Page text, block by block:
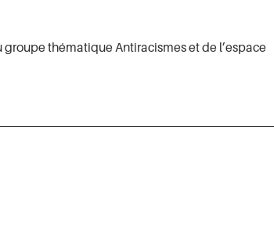
thématique Antiracismes et de l’espace